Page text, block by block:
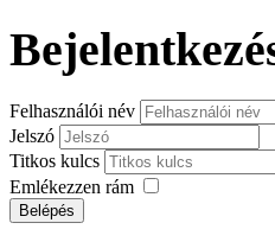
Felhasználói név
Jelszó
Titkos kulcs
Emlékezzen rám
Belépés